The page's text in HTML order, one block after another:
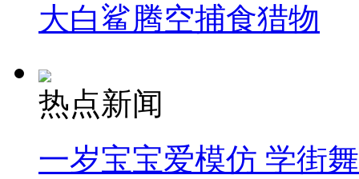
大白鲨腾空捕食猎物
热点新闻
一岁宝宝爱模仿 学街